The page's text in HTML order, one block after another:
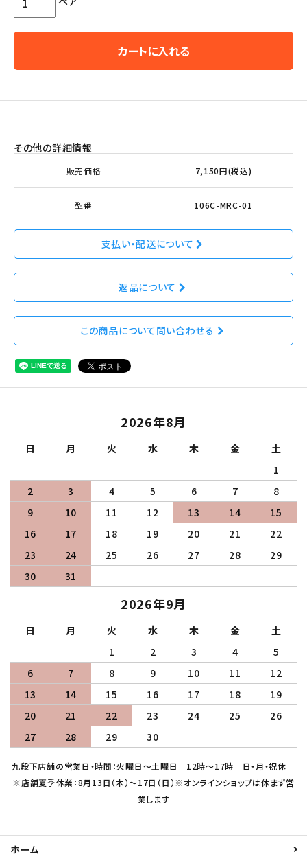
カートに入れる
その他の詳細情報
販売価格 7,150円(税込)
型番 106C-MRC-01
支払い・配送について
返品について
この商品について問い合わせる
2026年8月
日 月 火 水 木 金
土
1
2
3 4 5 6 7
8
9
10 11 12 13 14
15
16
17 18 19 20 21
22
23
24 25 26 27 28
29
30
31
2026年9月
日 月 火 水 木 金
土
1
2 3 4
5
6
7 8 9 10 11
12
13
14 15 16 17 18
19
20
21 22 23 24 25
26
27
28 29 30
九段下店舗の営業日・時間：火曜日～土曜日 12時～17時 日・月・祝休
※店舗夏季休業：8月13日（木）～17日（日）※オンラインショップは休まず営
業します
ホーム